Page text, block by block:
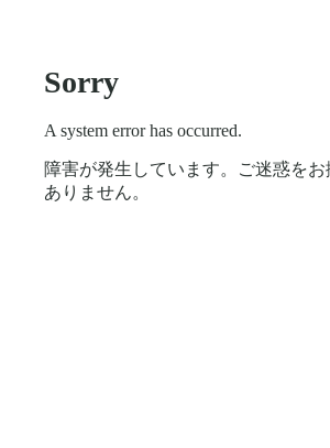
Sorry
A system error has occurred.
障害が発生しています。ご迷惑を
ありません。